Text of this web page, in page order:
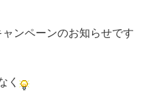
ンペーンのお知らせです
く